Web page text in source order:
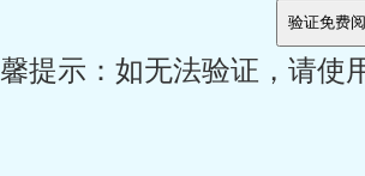
提示：如无法验证，请使